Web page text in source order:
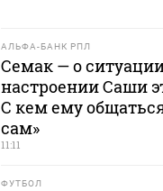
АЛЬФА-БАНК РПЛ
Семак — о
настроении Саши
С кем ему
сам»
11:11
ФУТБОЛ